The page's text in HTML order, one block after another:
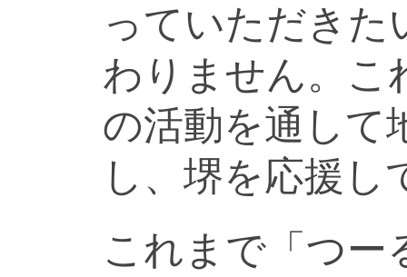
っていただきた
わりません。こ
の活動を通して
し、堺を応援し
これまで「つー